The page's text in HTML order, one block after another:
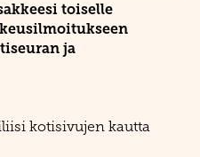
toiselle
ja
kotisivujen kautta